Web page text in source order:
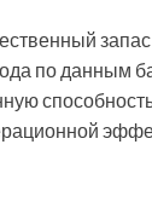
по данным